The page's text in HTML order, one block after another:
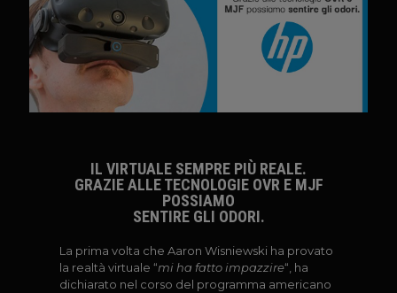
Newsletter
IL VIRTUALE SEMPRE PIÙ REALE.
GRAZIE ALLE TECNOLOGIE OVR E MJF
POSSIAMO
SENTIRE GLI ODORI.
La prima volta che Aaron Wisniewski ha provato
la realtà virtuale “mi ha fatto impazzire“, ha
dichiarato nel corso del programma americano